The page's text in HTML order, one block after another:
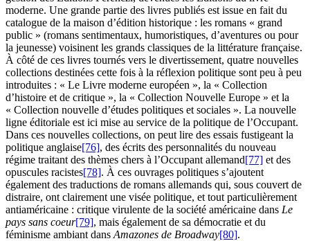
moderne. Une grande partie des livres publiés est issue en fait du
catalogue de la maison d’édition historique : les romans « grand
public » (romans sentimentaux, humoristiques, d’aventures ou pour
la jeunesse) voisinent les grands classiques de la littérature française.
À côté de ces livres tournés vers le divertissement, quatre nouvelles
collections destinées cette fois à la réflexion politique sont peu à peu
introduites : « Le Livre moderne européen », la « Collection
d’histoire et de critique », la « Collection Nouvelle Europe » et la
« Collection nouvelle d’études politiques et sociales ». La nouvelle
ligne éditoriale est ici mise au service de la politique de l’Occupant.
Dans ces nouvelles collections, on peut lire des essais fustigeant la
politique anglaise[76], des écrits des personnalités du nouveau
régime traitant des thèmes chers à l’Occupant allemand[77] et des
opuscules racistes[78]. À ces ouvrages politiques s’ajoutent
également des traductions de romans allemands qui, sous couvert de
distraire, ont clairement une visée politique, et tout particulièrement
antiaméricaine : critique virulente de la société américaine dans Le
pays sans coeur[79], mais également de sa démocratie et du
féminisme ambiant dans Amazones de Broadway[80].